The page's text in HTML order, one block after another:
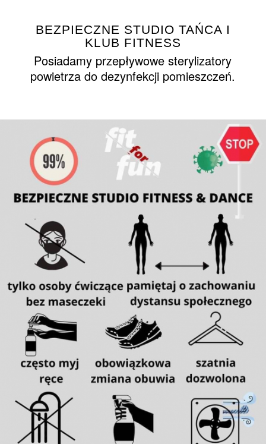
BEZPIECZNE STUDIO TAŃCA I
KLUB FITNESS
Posiadamy przepływowe sterylizatory
powietrza do dezynfekcji pomieszczeń.